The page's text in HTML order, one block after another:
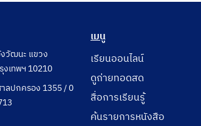
วัฒนะ แขวง
เทพฯ 10210
ลปกครอง 1355 / 0
เมนู
เรียนออนไลน์
ดูถ่ายทอดสด
สื่อการเรียนรู้
ค้นรายการหนังสือ